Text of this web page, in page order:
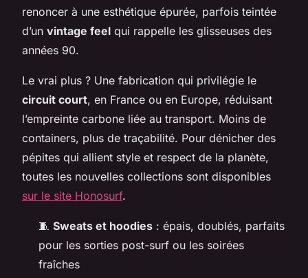
renoncer à une esthétique épurée, parfois teintée
d’un vintage feel qui rappelle les glisseuses des
années 90.
Le vrai plus ? Une fabrication qui privilégie le
circuit court, en France ou en Europe, réduisant
l’empreinte carbone liée au transport. Moins de
containers, plus de traçabilité. Pour dénicher des
pépites qui allient style et respect de la planète,
toutes les nouvelles collections sont disponibles
sur le site Honosurf.
🧵 Sweats et hoodies : épais, doublés, parfaits
pour les sorties post-surf ou les soirées
fraîches